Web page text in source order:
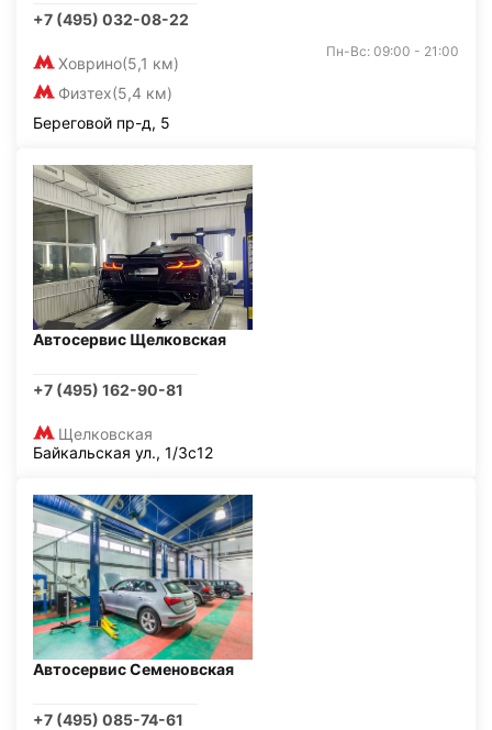
+7 (495) 032-08-22
Ховрино(5,1 км)
Физтех(5,4 км)
Пн-Вс: 09:00 - 21:00
Береговой пр-д, 5
Автосервис Щелковская
+7 (495) 162-90-81
Щелковская
Байкальская ул., 1/3с12
Автосервис Семеновская
+7 (495) 085-74-61